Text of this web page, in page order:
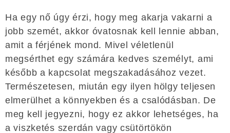
Ha egy nő úgy érzi, hogy meg akarja vakarni a
jobb szemét, akkor óvatosnak kell lennie abban,
amit a férjének mond. Mivel véletlenül
megsérthet egy számára kedves személyt, ami
később a kapcsolat megszakadásához vezet.
Természetesen, miután egy ilyen hölgy teljesen
elmerülhet a könnyekben és a csalódásban. De
meg kell jegyezni, hogy ez akkor lehetséges, ha
a viszketés szerdán vagy csütörtökön